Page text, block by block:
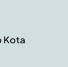
Kota